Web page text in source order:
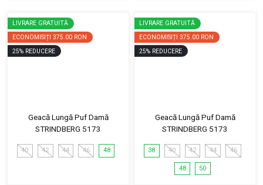
LIVRARE GRATUITĂ
ECONOMISIȚI 375.00 RON
25% REDUCERE
Geacă Lungă Puf Damă
STRINDBERG 5173
40 42 44 46 48
LIVRARE GRATUITĂ
ECONOMISIȚI 375.00 RON
25% REDUCERE
Geacă Lungă Puf Damă
STRINDBERG 5173
38 40 42 44 46
48 50